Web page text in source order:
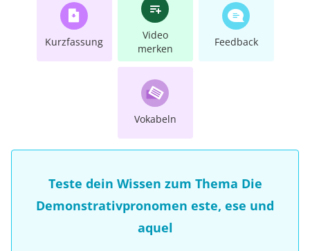
Kurzfassung
Video
merken
Feedback
Vokabeln
Teste dein Wissen zum Thema Die
Demonstrativpronomen este, ese und
aquel